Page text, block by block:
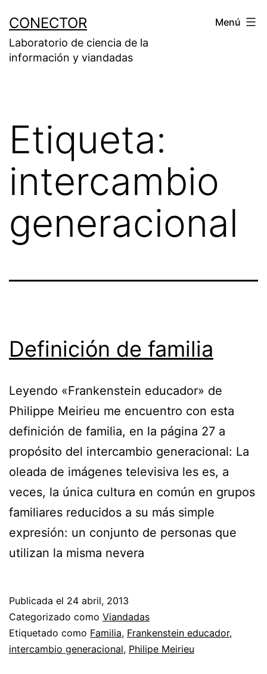
contenido
CONECTOR
Laboratorio de ciencia de la
información y viandadas
Menú
Etiqueta:
intercambio
generacional
Definición de familia
Leyendo «Frankenstein educador» de
Philippe Meirieu me encuentro con esta
definición de familia, en la página 27 a
propósito del intercambio generacional: La
oleada de imágenes televisiva les es, a
veces, la única cultura en común en grupos
familiares reducidos a su más simple
expresión: un conjunto de personas que
utilizan la misma nevera
Publicada el 24 abril, 2013
Categorizado como Viandadas
Etiquetado como Familia, Frankenstein educador,
intercambio generacional, Philipe Meirieu